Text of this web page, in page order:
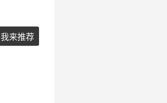
我来推荐